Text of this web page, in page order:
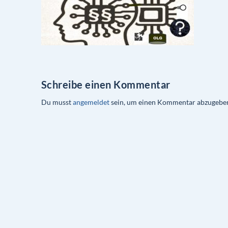
Schreibe einen Kommentar
Du musstangemeldetsein, um einen Kommentar